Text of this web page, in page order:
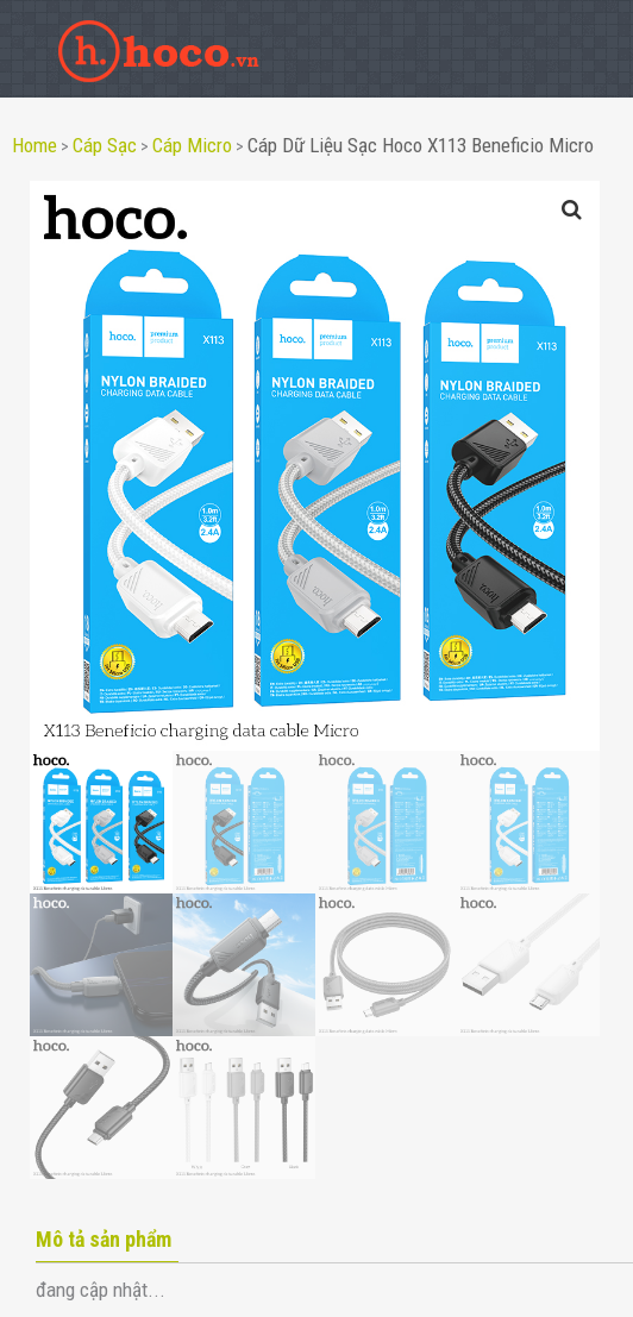
Home >Cáp Sạc >Cáp Micro >Cáp Dữ Liệu Sạc Hoco X113 Beneficio Micro
Mô tả sản phẩm
đang cập nhật...